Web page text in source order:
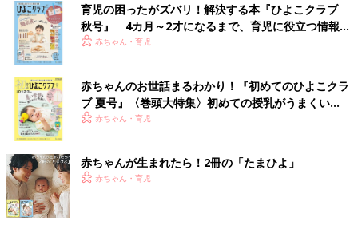
育児の困ったがズバリ！解決する本『ひよこクラブ
秋号』 4カ月～2才になるまで、育児に役立つ情報が
いっぱい！
赤ちゃん・育児
赤ちゃんのお世話まるわかり！『初めてのひよこクラ
ブ 夏号』〈巻頭大特集〉初めての授乳がうまくい
く！ おっぱい・ミルクの基本と夏のトラブル 解決テ
赤ちゃん・育児
赤ちゃんが生まれたら！2冊の「たまひよ」
赤ちゃん・育児